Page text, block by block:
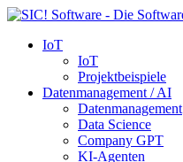
IoT
IoT
Projektbeispiele
Datenmanagement / AI
Datenmanagement
Data Science
Company GPT
KI-Agenten